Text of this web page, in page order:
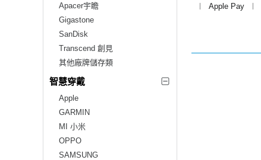
Apacer宇瞻
Gigastone
SanDisk
Transcend 創見
其他廠牌儲存類
智慧穿戴
Apple
GARMIN
MI 小米
OPPO
SAMSUNG
︱
Apple Pay ︱